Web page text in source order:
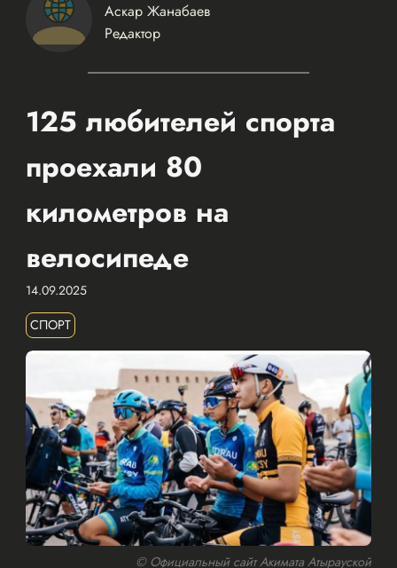
Аскар Жанабаев
Редактор
125 любителей спорта
проехали 80
километров на
велосипеде
14.09.2025
СПОРТ
© Официальный сайт Акимата Атырауской